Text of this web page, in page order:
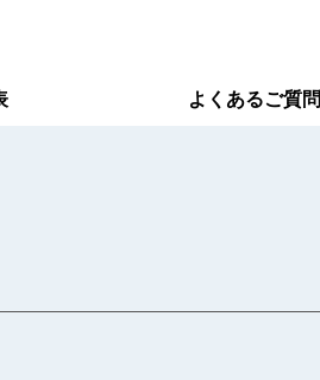
よくあるご質問